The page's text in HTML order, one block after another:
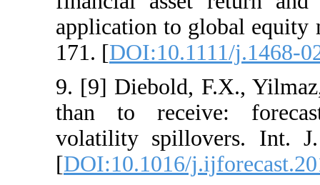
application to
171. [
9. [9] Diebold,
than to
volatility
[DOI:10.1016/